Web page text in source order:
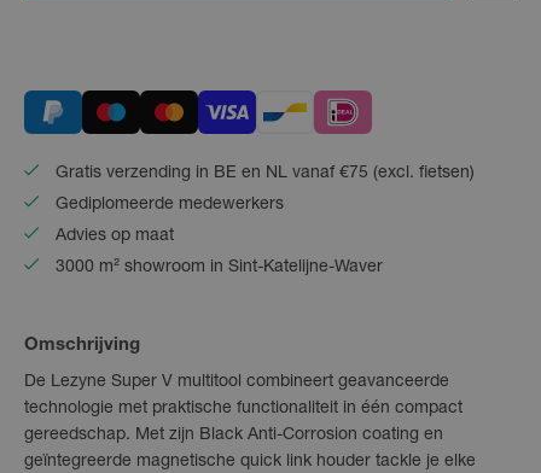
Gratis verzending in BE en NL vanaf €75 (excl. fietsen)
Gediplomeerde medewerkers
Advies op maat
3000 m² showroom in Sint-Katelijne-Waver
Omschrijving
De Lezyne Super V multitool combineert geavanceerde
technologie met praktische functionaliteit in één compact
gereedschap. Met zijn Black Anti-Corrosion coating en
geïntegreerde magnetische quick link houder tackle je elke